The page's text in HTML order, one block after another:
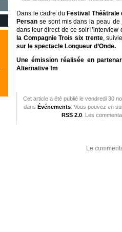
Dans le cadre du Festival Théâtrale
Persan se sont mis dans la peau
dans leur direct de ce soir l’interview
la Compagnie Trois six trente,
sur le spectacle Longueur d’Onde.
Une émission réalisée en
Alternative fm
Cet article a été publié le vendredi 30
dans Événements . Vous pouvez en
RSS 2.0. Les
Le